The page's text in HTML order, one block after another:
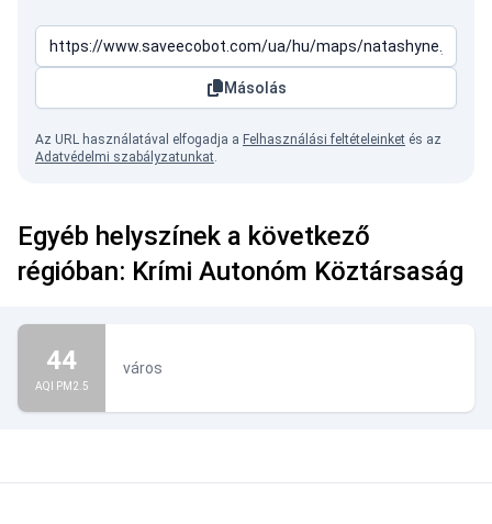
Másolás
Az URL használatával elfogadja a Felhasználási feltételeinket és az
Adatvédelmi szabályzatunkat.
Egyéb helyszínek a következő
régióban: Krími Autonóm Köztársaság
44
AQI PM2.5
város